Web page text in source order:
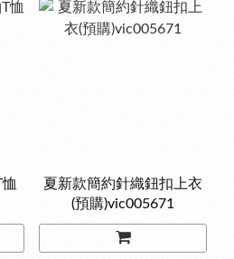
夏新款簡約針織鈕扣上衣
(預購)vic005671